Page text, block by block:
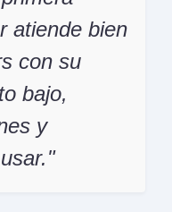
atiende bien
con su
bajo,
y